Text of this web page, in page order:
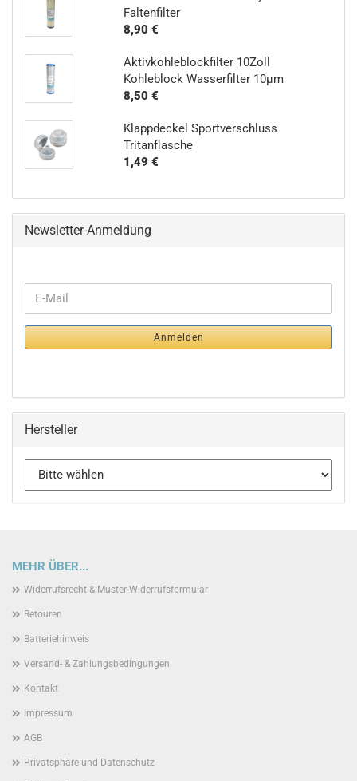
Faltenfilter
8,90 €
Aktivkohleblockfilter 10Zoll
Kohleblock Wasserfilter 10µm
8,50 €
Klappdeckel Sportverschluss
Tritanflasche
1,49 €
Newsletter-Anmeldung
WEITER
ZUR
NEWSLETTER-
ANMELDUNG
E-
Mail
Anmelden
Hersteller
MEHR ÜBER...
Widerrufsrecht & Muster-Widerrufsformular
Retouren
Batteriehinweis
Versand- & Zahlungsbedingungen
Kontakt
Impressum
AGB
Privatsphäre und Datenschutz